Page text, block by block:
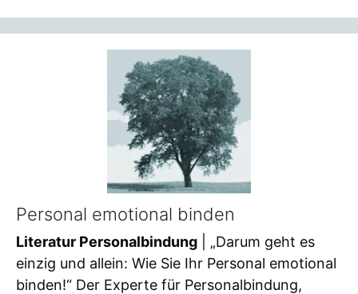
Personal emotional binden
Literatur Personalbindung | „Darum geht es
einzig und allein: Wie Sie Ihr Personal emotional
binden!“ Der Experte für Personalbindung,